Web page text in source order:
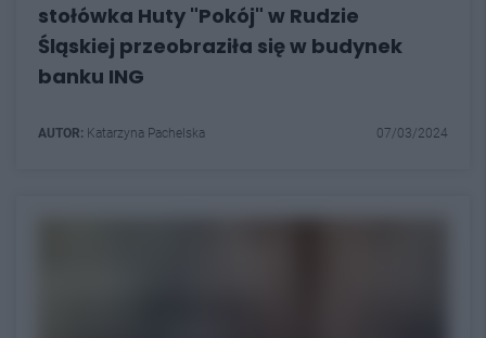
stołówka Huty "Pokój" w Rudzie
Śląskiej przeobraziła się w budynek
banku ING
AUTOR: Katarzyna Pachelska 07/03/2024